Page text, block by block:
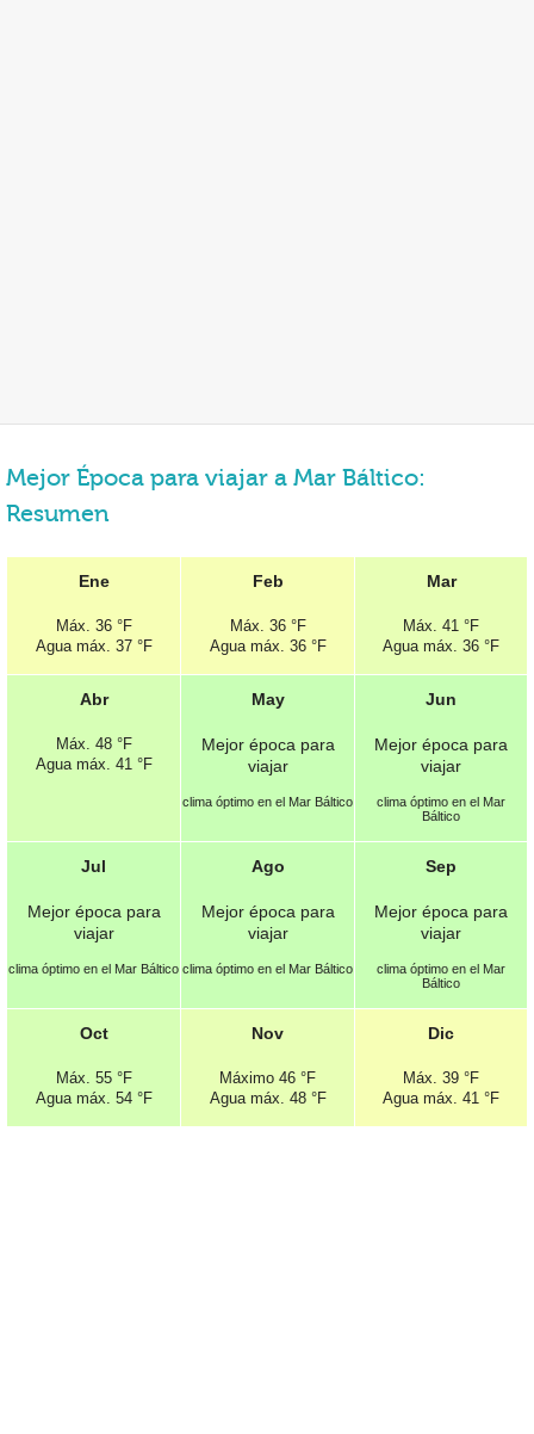
Mejor Época para viajar a Mar Báltico:
Resumen
Ene
Máx. 36 °F
Agua máx. 37 °F
Feb
Máx. 36 °F
Agua máx. 36 °F
Mar
Máx. 41 °F
Agua máx. 36 °F
Abr
Máx. 48 °F
Agua máx. 41 °F
May
Mejor época para
viajar
clima óptimo en el Mar Báltico
Jun
Mejor época para
viajar
clima óptimo en el Mar
Báltico
Jul
Mejor época para
viajar
clima óptimo en el Mar Báltico
Ago
Mejor época para
viajar
clima óptimo en el Mar Báltico
Sep
Mejor época para
viajar
clima óptimo en el Mar
Báltico
Oct
Máx. 55 °F
Agua máx. 54 °F
Nov
Máximo 46 °F
Agua máx. 48 °F
Dic
Máx. 39 °F
Agua máx. 41 °F